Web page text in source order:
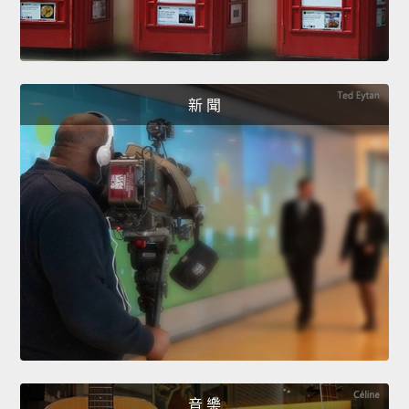
新 聞
音 樂